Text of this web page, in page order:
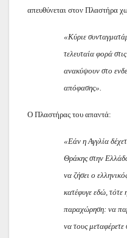
απευθύνεται στον Πλαστήρα
«Κύριε
τελευταία φορά
ανακύψουν στο
απόφασης».
Ο Πλαστήρας του απαντά:
«Εάν η Αγγλία
Θράκης στην
να ζήσει ο
κατέφυγε εδώ, τότε
παραχώρηση: να
να τους